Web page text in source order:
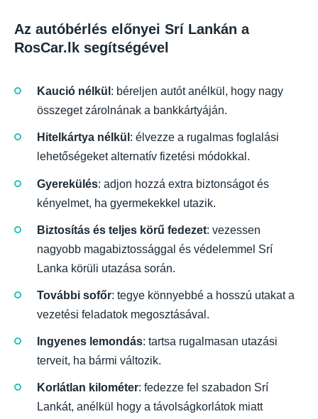
Az autóbérlés előnyei Srí Lankán a
RosCar.lk segítségével
Kaució nélkül : béreljen autót anélkül, hogy nagy
összeget zárolnának a bankkártyáján.
Hitelkártya nélkül : élvezze a rugalmas foglalási
lehetőségeket alternatív fizetési módokkal.
Gyerekülés: adjon hozzá extra biztonságot és
kényelmet, ha gyermekekkel utazik.
Biztosítás és teljes körű fedezet: vezessen
nagyobb magabiztossággal és védelemmel Srí
Lanka körüli utazása során.
További sofőr: tegye könnyebbé a hosszú utakat a
vezetési feladatok megosztásával.
Ingyenes lemondás: tartsa rugalmasan utazási
terveit, ha bármi változik.
Korlátlan kilométer: fedezze fel szabadon Srí
Lankát, anélkül hogy a távolságkorlátok miatt